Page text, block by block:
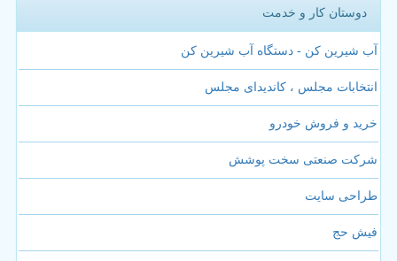
دوستان کار و خدمت
آب شیرین کن - دستگاه آب شیرین کن
انتخابات مجلس ، کاندیدای مجلس
خرید و فروش خودرو
شرکت صنعتی سخت پوشش
طراحی سایت
فیش حج